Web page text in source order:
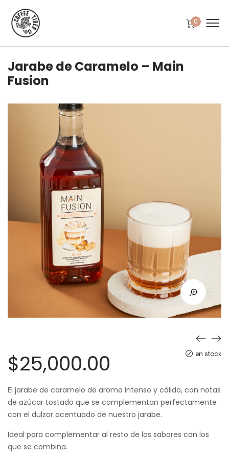
0
Jarabe de Caramelo – Main
Fusion
en stock
$25,000.00
El jarabe de caramelo de aroma intenso y cálido, con notas
de azúcar tostado que se complementan perfectamente
con el dulzor acentuado de nuestro jarabe.
Ideal para complementar al resto de los sabores con los
que se combina.